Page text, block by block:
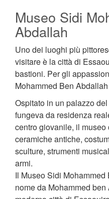
Museo Sidi
Abdallah
Uno dei luoghi più
visitare è la città di
bastioni. Per gli
Mohammed Ben
Ospitato in un palazzo
fungeva da residenza
centro giovanile, il
ceramiche antiche,
sculture, strumenti
armi.
Il Museo Sidi
nome da Mohammed